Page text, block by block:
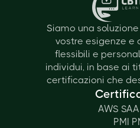
Siamo una
vostre esigenze
flessibili e
individui, in base ai
certificazioni che
AWS
PMI